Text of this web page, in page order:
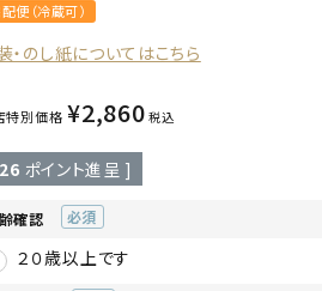
便（冷蔵可）
・のし紙についてはこちら
特別価格 ¥2,860 税込
26 ポイント進呈 ]
確認
須)
２０歳以上です